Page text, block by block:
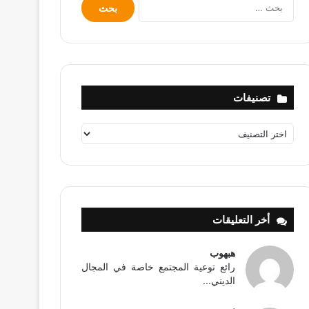
عن:
تصنيفات
تصنيفات
أخر التعليقات
هبهوب
رائع توعية المجتمع خاصة في المجال
الديني...